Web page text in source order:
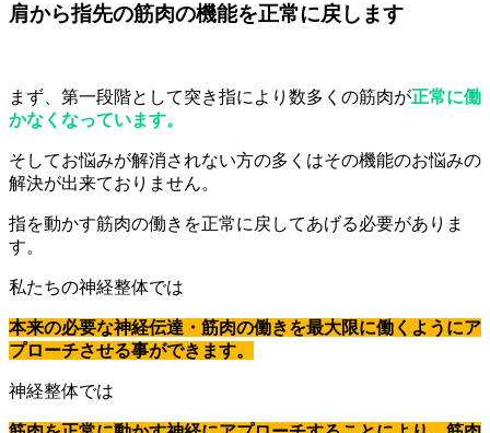
肩から指先の筋肉の機能を正常に戻します
まず、第一段階として突き指により数多くの筋肉が正常に働
かなくなっています。
そしてお悩みが解消されない方の多くはその機能のお悩みの
解決が出来ておりません。
指を動かす筋肉の働きを正常に戻してあげる必要がありま
す。
私たちの神経整体では
本来の必要な神経伝達・筋肉の働きを最大限に働くようにア
プローチさせる事ができます。
神経整体では